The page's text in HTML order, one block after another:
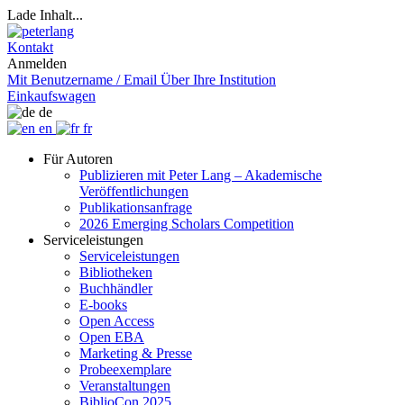
Lade Inhalt...
Kontakt
Anmelden
Mit Benutzername / Email Über Ihre Institution
Einkaufswagen
de
en
fr
Für Autoren
Publizieren mit Peter Lang – Akademische
Veröffentlichungen
Publikationsanfrage
2026 Emerging Scholars Competition
Serviceleistungen
Serviceleistungen
Bibliotheken
Buchhändler
E-books
Open Access
Open EBA
Marketing & Presse
Probeexemplare
Veranstaltungen
BiblioCon 2025